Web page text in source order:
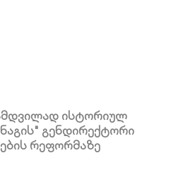
ისტორიულ
გენდირექტორი
რეფორმაზე